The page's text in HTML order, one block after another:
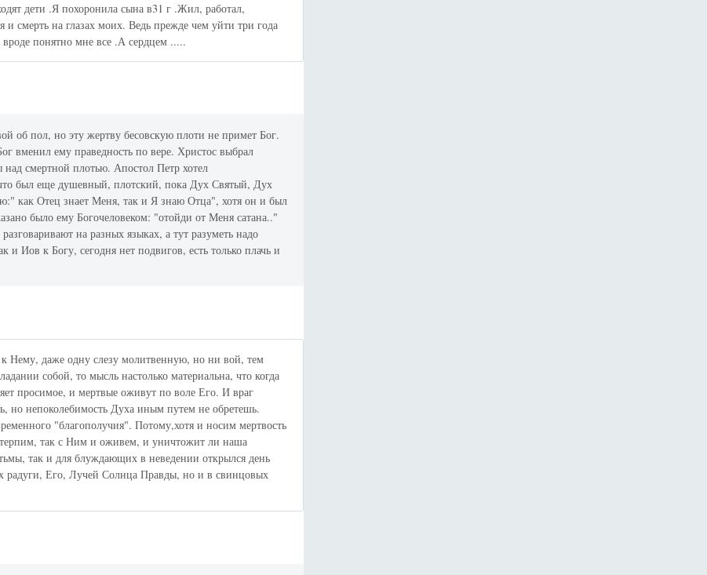
дети .Я похоронила сына в31 г .Жил, работал,
и смерть на глазах моих. Ведь прежде чем уйти три года
понятно мне все .А сердцем .....
об пол, но эту жертву бесовскую плоти не примет Бог.
вменил ему праведность по вере. Христос выбрал
смертной плотью. Апостол Петр хотел
был еще душевный, плотский, пока Дух Святый, Дух
как Отец знает Меня, так и Я знаю Отца", хотя он и был
было ему Богочеловеком: "отойди от Меня сатана.."
на разных языках, а тут разуметь надо
и Иов к Богу, сегодня нет подвигов, есть только плачь и
даже одну слезу молитвенную, но ни вой, тем
собой, то мысль настолько материальна, что когда
просимое, и мертвые оживут по воле Его. И враг
но непоколебимость Духа иным путем не обретешь.
"благополучия". Потому,хотя и носим мертвость
так с Ним и оживем, и уничтожит ли наша
так и для блуждающих в неведении открылся день
радуги, Его, Лучей Солнца Правды, но и в свинцовых